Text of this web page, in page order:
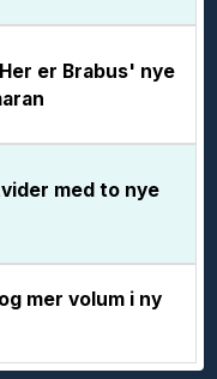
er Brabus' nye
med to nye
mer volum i ny